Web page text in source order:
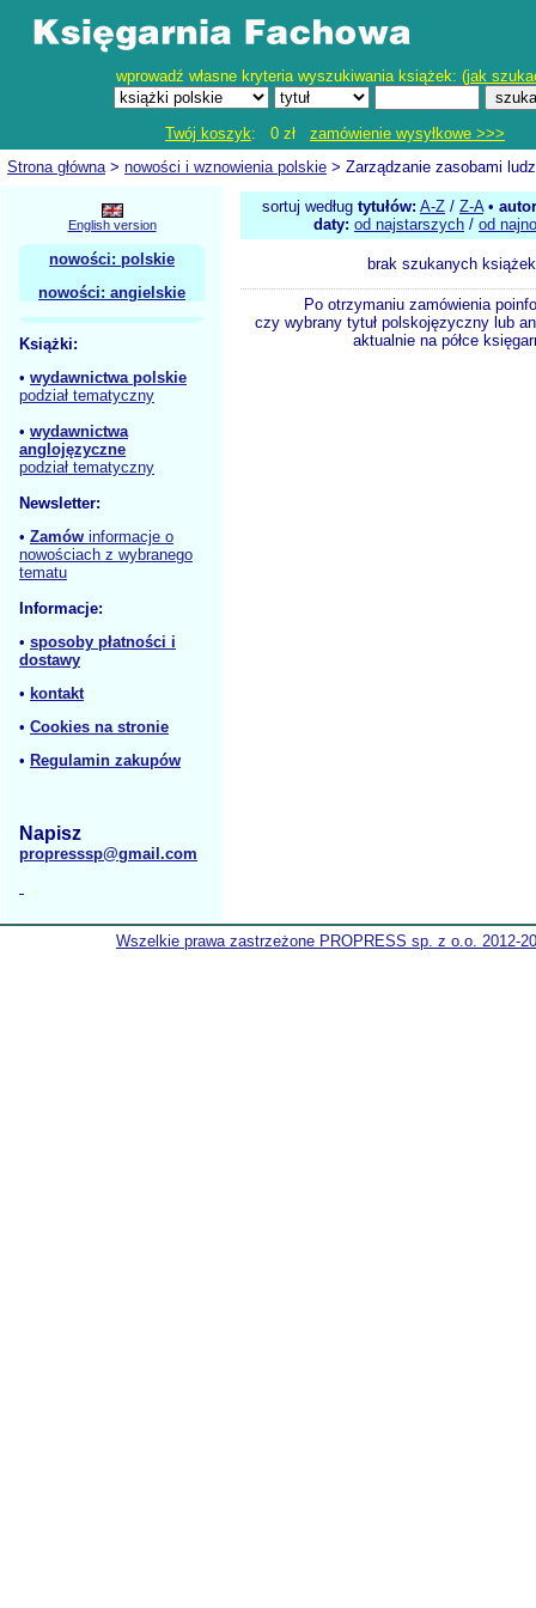
wprowadź własne kryteria wyszukiwania książek: (jak
Twój koszyk: 0 zł zamówienie wysyłkowe >>>
Strona główna> nowości i wznowienia polskie > Zarządzanie zasobami
English version
nowości: polskie
nowości: angielskie
Książki:
• wydawnictwa polskie
podział tematyczny
• wydawnictwa
anglojęzyczne
podział tematyczny
Newsletter:
• Zamów informacje o
nowościach z wybranego
tematu
Informacje:
• sposoby płatności i
dostawy
• kontakt
• Cookies na stronie
• Regulamin zakupów
Napisz
propresssp@gmail.com
sortuj według tytułów: A-Z / Z-A•
daty: od najstarszych / od
brak szukanych książek
Po otrzymaniu zamówienia
czy wybrany tytuł polskojęzyczny lub
aktualnie na półce
Wszelkie prawa zastrzeżone PROPRESS sp. z o.o. 2012-